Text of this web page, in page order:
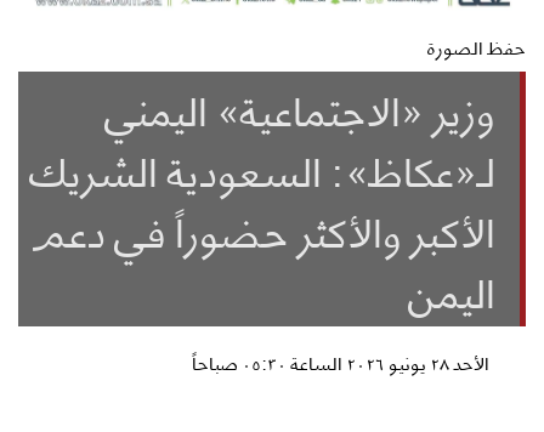
حفظ الصورة
وزير «الاجتماعية» اليمني
لـ«عكاظ»: السعودية الشريك
الأكبر والأكثر حضوراً في دعم
اليمن
الأحد ٢٨ يونيو ٢٠٢٦ الساعة ٠٥:٣٠ صباحاً